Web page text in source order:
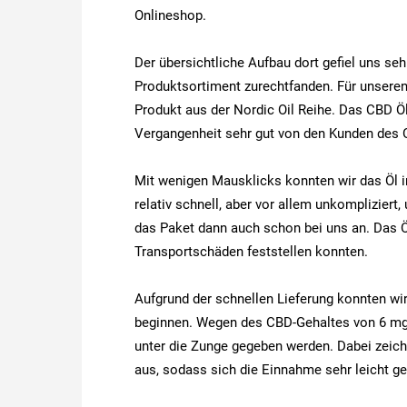
Onlineshop.
Der übersichtliche Aufbau dort gefiel uns
Produktsortiment zurechtfanden. Für
Produkt aus der Nordic Oil Reihe. Das CBD
Vergangenheit sehr gut von den Kunden des
Mit wenigen Mausklicks konnten wir das Öl
relativ schnell, aber vor allem
das Paket dann auch schon bei uns an.
Transportschäden feststellen konnten.
Aufgrund der schnellen Lieferung konnten
beginnen. Wegen des CBD-Gehaltes von 6
unter die Zunge gegeben werden. Dabei
aus, sodass sich die Einnahme sehr leicht